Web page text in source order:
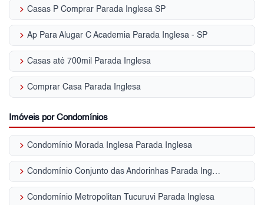
keyboard_arrow_right Casas P Comprar Parada Inglesa SP
keyboard_arrow_right Ap Para Alugar C Academia Parada Inglesa - SP
keyboard_arrow_right Casas até 700mil Parada Inglesa
keyboard_arrow_right Comprar Casa Parada Inglesa
Imóveis por Condomínios
keyboard_arrow_right Condomínio Morada Inglesa Parada Inglesa
keyboard_arrow_right Condomínio Conjunto das Andorinhas Parada Inglesa
keyboard_arrow_right Condomínio Metropolitan Tucuruvi Parada Inglesa